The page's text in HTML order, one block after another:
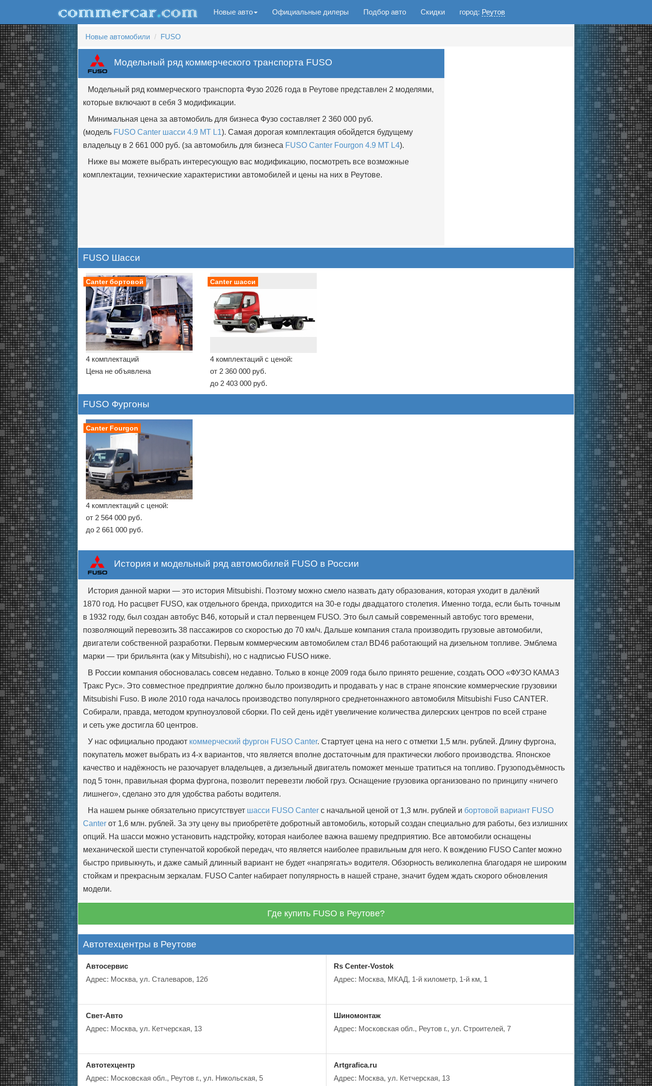
Новые авто Официальные дилеры Подбор авто Скидки город: Реутов
Новые автомобили FUSO
Модельный ряд коммерческого транспорта FUSO
Модельный ряд коммерческого транспорта Фузо 2026 года в Реутове представлен 2 моделями,
которые включают в себя 3 модификации.
Минимальная цена за автомобиль для бизнеса Фузо составляет 2 360 000 руб.
(модель FUSO Canter шасси 4.9 MT L1). Самая дорогая комплектация обойдется будущему
владельцу в 2 661 000 руб. (за автомобиль для бизнеса FUSO Canter Fourgon 4.9 MT L4).
Ниже вы можете выбрать интересующую вас модификацию, посмотреть все возможные
комплектации, технические характеристики автомобилей и цены на них в Реутове.
FUSO Шасси
Canter бортовой
4 комплектаций
Цена не объявлена
Canter шасси
4 комплектаций с ценой:
от 2 360 000 руб.
до 2 403 000 руб.
FUSO Фургоны
Canter Fourgon
4 комплектаций с ценой:
от 2 564 000 руб.
до 2 661 000 руб.
История и модельный ряд автомобилей FUSO в России
История данной марки — это история Mitsubishi. Поэтому можно смело назвать дату образования, которая уходит в далёкий
1870 год. Но расцвет FUSO, как отдельного бренда, приходится на 30-е годы двадцатого столетия. Именно тогда, если быть точным
в 1932 году, был создан автобус B46, который и стал первенцем FUSO. Это был самый современный автобус того времени,
позволяющий перевозить 38 пассажиров со скоростью до 70 км/ч. Дальше компания стала производить грузовые автомобили,
двигатели собственной разработки. Первым коммерческим автомобилем стал BD46 работающий на дизельном топливе. Эмблема
марки — три брильянта (как у Mitsubishi), но с надписью FUSO ниже.
В России компания обосновалась совсем недавно. Только в конце 2009 года было принято решение, создать ООО «ФУЗО КАМАЗ
Тракс Рус». Это совместное предприятие должно было производить и продавать у нас в стране японские коммерческие грузовики
Mitsubishi Fuso. В июле 2010 года началось производство популярного среднетоннажного автомобиля Mitsubishi Fuso CANTER.
Собирали, правда, методом крупноузловой сборки. По сей день идёт увеличение количества дилерских центров по всей стране
и сеть уже достигла 60 центров.
У нас официально продают коммерческий фургон FUSO Canter. Стартует цена на него с отметки 1,5 млн. рублей. Длину фургона,
покупатель может выбрать из 4-х вариантов, что является вполне достаточным для практически любого производства. Японское
качество и надёжность не разочарует владельцев, а дизельный двигатель поможет меньше тратиться на топливо. Грузоподъёмность
под 5 тонн, правильная форма фургона, позволит перевезти любой груз. Оснащение грузовика организовано по принципу «ничего
лишнего», сделано это для удобства работы водителя.
На нашем рынке обязательно присутствует шасси FUSO Canter с начальной ценой от 1,3 млн. рублей и бортовой вариант FUSO
Canter от 1,6 млн. рублей. За эту цену вы приобретёте добротный автомобиль, который создан специально для работы, без излишних
опций. На шасси можно установить надстройку, которая наиболее важна вашему предприятию. Все автомобили оснащены
механической шести ступенчатой коробкой передач, что является наиболее правильным для него. К вождению FUSO Canter можно
быстро привыкнуть, и даже самый длинный вариант не будет «напрягать» водителя. Обзорность великолепна благодаря не широким
стойкам и прекрасным зеркалам. FUSO Canter набирает популярность в нашей стране, значит будем ждать скорого обновления
модели.
Где купить FUSO в Реутове?
Автотехцентры в Реутове
Автосервис
Адрес: Москва, ул. Сталеваров, 12б
Свет-Авто
Адрес: Москва, ул. Кетчерская, 13
Автотехцентр
Адрес: Московская обл., Реутов г., ул. Никольская, 5
Rs Center-Vostok
Адрес: Москва, МКАД, 1-й километр, 1-й км, 1
Шиномонтаж
Адрес: Московская обл., Реутов г., ул. Строителей, 7
Artgrafica.ru
Адрес: Москва, ул. Кетчерская, 13